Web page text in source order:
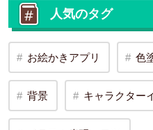
人気のタグ
お絵かきアプリ 色
背景 キャラクター